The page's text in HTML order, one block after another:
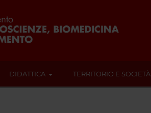
DIDATTICA TERRITORIO E SOCIETÀ